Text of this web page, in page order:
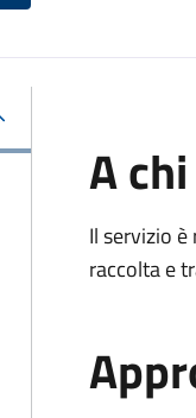
A
Il servizio
raccolta e